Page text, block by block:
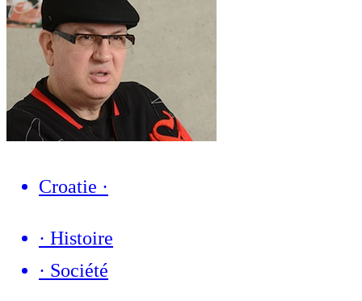
Croatie ·
· Histoire
· Société